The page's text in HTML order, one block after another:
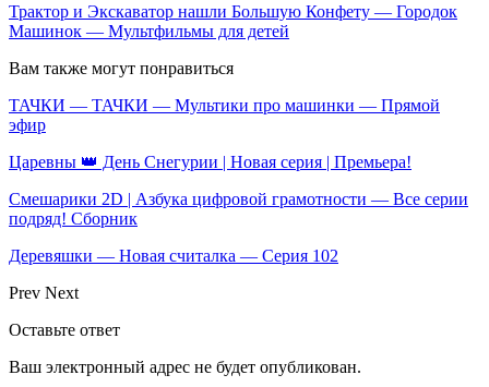
Трактор и Экскаватор нашли Большую Конфету — Городок
Машинок — Мультфильмы для детей
Вам также могут понравиться
ТАЧКИ — ТАЧКИ — Мультики про машинки — Прямой
эфир
Царевны 👑 День Снегурии | Новая серия | Премьера!
Смешарики 2D | Азбука цифровой грамотности — Все серии
подряд! Сборник
Деревяшки — Новая считалка — Серия 102
Prev Next
Оставьте ответ
Ваш электронный адрес не будет опубликован.